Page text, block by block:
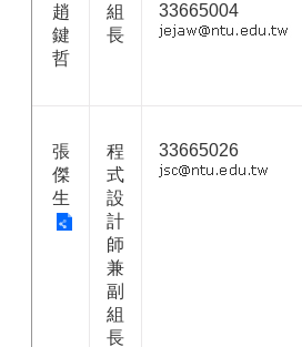
趙
鍵
哲
組
長
33665004
張
傑
生
程
式
設
計
師
兼
副
組
長
33665026